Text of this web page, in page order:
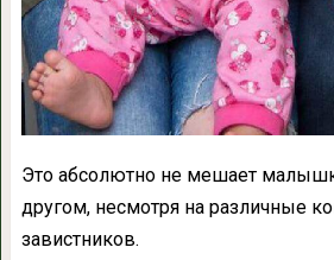
Это абсолютно не мешает
другом, несмотря на различные
завистников.